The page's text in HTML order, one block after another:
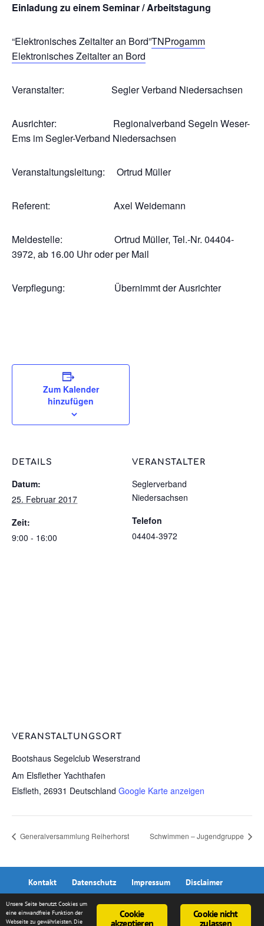
Einladung zu einem Seminar / Arbeitstagung
“Elektronisches Zeitalter an Bord”TNProgamm
Elektronisches Zeitalter an Bord
Veranstalter: Segler Verband Niedersachsen
Ausrichter: Regionalverband Segeln Weser-
Ems im Segler-Verband Niedersachsen
Veranstaltungsleitung: Ortrud Müller
Referent: Axel Weidemann
Meldestelle: Ortrud Müller, Tel.-Nr. 04404-
3972, ab 16.00 Uhr oder per Mail
Verpflegung: Übernimmt der Ausrichter
Zum Kalender
hinzufügen
DETAILS
Datum:
25. Februar 2017
Zeit:
9:00 - 16:00
VERANSTALTER
Seglerverband
Niedersachsen
Telefon
04404-3972
VERANSTALTUNGSORT
Bootshaus Segelclub Weserstrand
Am Elsflether Yachthafen
Elsfleth, 26931 Deutschland Google Karte anzeigen
Generalversammlung Reiherhorst Schwimmen – Jugendgruppe
Kontakt Datenschutz Impressum Disclaimer
Cookie nicht
zulassen
Cookie
akzeptieren
Unsere Seite benutzt Cookies um
eine einwandfreie Funktion der
Webseite zu gewährleisten. Die